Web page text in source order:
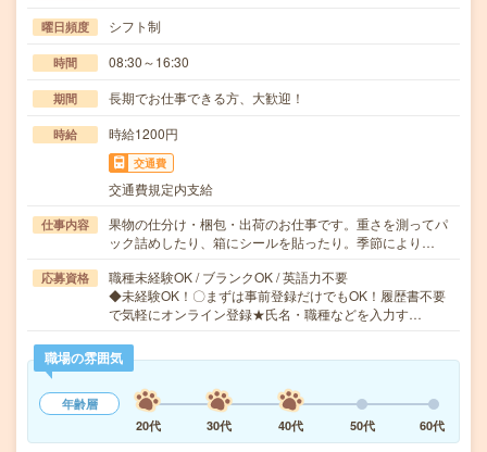
曜日頻度 シフト制
時間 08:30～16:30
期間 長期でお仕事できる方、大歓迎！
時給 時給1200円
交通費
交通費規定内支給
仕事内容
果物の仕分け・梱包・出荷のお仕事です。重さを測ってパ
ック詰めしたり、箱にシールを貼ったり。季節により…
応募資格
職種未経験OK / ブランクOK / 英語力不要
◆未経験OK！〇まずは事前登録だけでもOK！履歴書不要
で気軽にオンライン登録★氏名・職種などを入力す…
職場の雰囲気
年齢層
20代
30代 40代 50代 60代